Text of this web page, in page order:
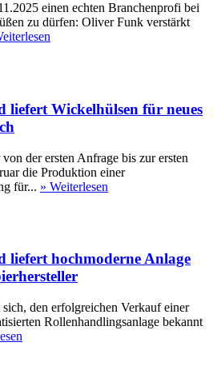
einen echten Branchenprofi bei
zu dürfen: Oliver Funk verstärkt
liefert Wickelhülsen für neues
der ersten Anfrage bis zur ersten
die Produktion einer
für... » Weiterlesen
liefert hochmoderne Anlage
den erfolgreichen Verkauf einer
Rollenhandlingsanlage bekannt